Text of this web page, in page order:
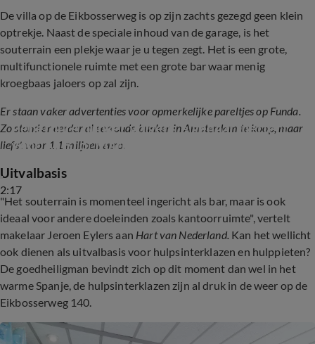
De villa op de Eikbosserweg is op zijn zachts gezegd geen klein
optrekje. Naast de speciale inhoud van de garage, is het
souterrain een plekje waar je u tegen zegt. Het is een grote,
multifunctionele ruimte met een grote bar waar menig
kroegbaas jaloers op zal zijn.
Er staan vaker advertenties voor opmerkelijke pareltjes op Funda.
Zo stond er eerder al een oude bunker in Amsterdam te koop, maar
liefst voor 1,1 miljoen euro.
2:17
Peperdure bunker volgens eigenaar 'perfect
voor Ali B. of Marco Borsato'
Uitvalbasis
"Het souterrain is momenteel ingericht als bar, maar is ook
ideaal voor andere doeleinden zoals kantoorruimte", vertelt
makelaar Jeroen Eylers aan Hart van Nederland. Kan het wellicht
ook dienen als uitvalbasis voor hulpsinterklazen en hulppieten?
De goedheiligman bevindt zich op dit moment dan wel in het
warme Spanje, de hulpsinterklazen zijn al druk in de weer op de
Eikbosserweg 140.